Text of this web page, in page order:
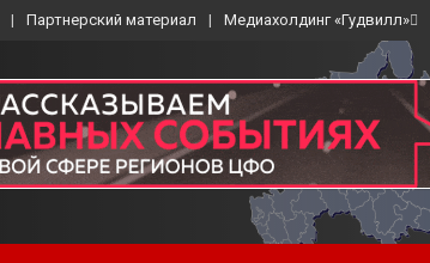
Партнерский материал Медиахолдинг «Гудвилл»